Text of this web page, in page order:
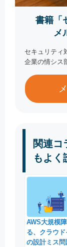
書籍「
メ
セキュリティ
企業の情シス
関連コ
もよく
AWS大規模
る、クラウ
の設計ミス問